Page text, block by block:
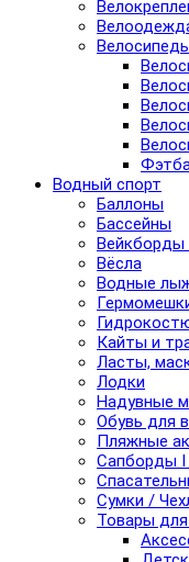
Водный спорт
Баллоны
Бассейны
Вёсла
Водные
Кайты и
Ласты,
Лодки
Надувные
Обувь для
Пляжные
Сапборды I
Сумки /
Товары